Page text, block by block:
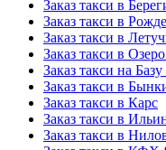
Заказ такси в
Заказ такси в
Заказ такси в
Заказ такси в
Заказ такси на
Заказ такси в
Заказ такси в Карс
Заказ такси в
Заказ такси в